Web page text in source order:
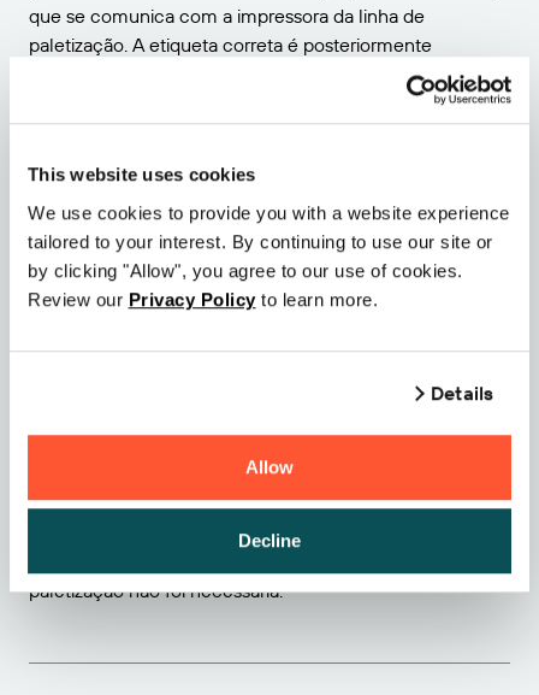
This website uses cookies
We use cookies to provide you with a website experience
tailored to your interest. By continuing to use our site or
by clicking "Allow", you agree to our use of cookies.
Review our Privacy Policy to learn more.
Details
Allow
Decline
que se comunica com a impressora da linha de
paletização. A etiqueta correta é posteriormente
impressa para o produto paletizado, dependendo dos
Resultados
Graças ao software de etiquetagem BarTender, as
etiquetas corretas agora são enviadas tanto para os sacos
de ração quanto para os produtos paletizados, com o
mínimo de intervenção do operador. Eric Bonten,
queria um sistema de impressão de etiquetas à prova de
falhas na linha de produção, e foi exatamente isso que
conseguimos oferecer à Perstorp uma solução que
atendeu a todas as suas necessidades. Como o software
de etiquetagem BarTender é capaz de discernir quais
paletização não foi necessária.”